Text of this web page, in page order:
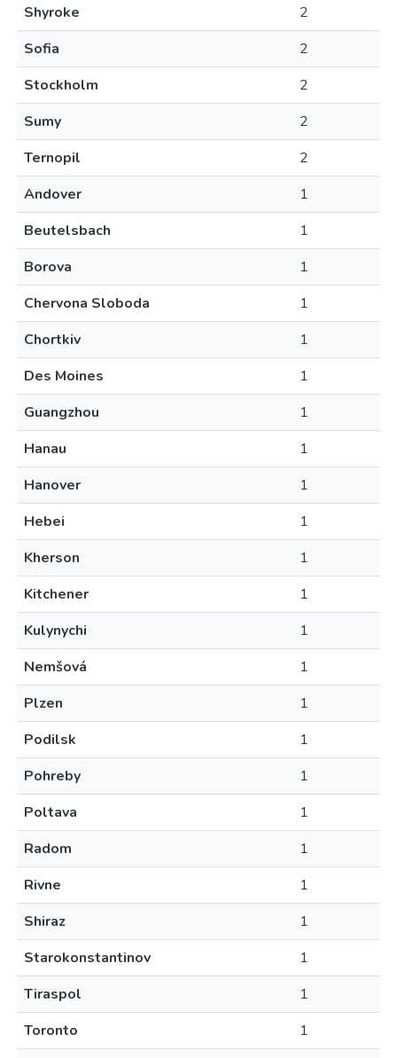
Shyroke
2
Sofia
2
Stockholm
2
Sumy
2
Ternopil
2
Andover
1
Beutelsbach
1
Borova
1
Chervona Sloboda
1
Chortkiv
1
Des Moines
1
Guangzhou
1
Hanau
1
Hanover
1
Hebei
1
Kherson
1
Kitchener
1
Kulynychi
1
Nemšová
1
Plzen
1
Podilsk
1
Pohreby
1
Poltava
1
Radom
1
Rivne
1
Shiraz
1
Starokonstantinov
1
Tiraspol
1
Toronto
1